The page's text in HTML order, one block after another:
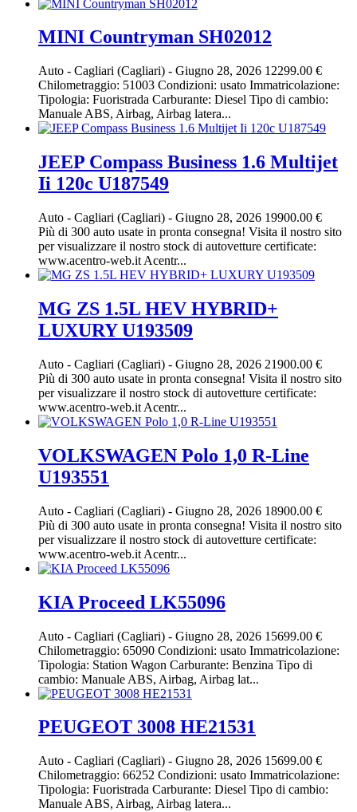
MINI Countryman SH02012
Auto - Cagliari (Cagliari) - Giugno 28, 2026 12299.00 €
Chilometraggio: 51003 Condizioni: usato Immatricolazione:
Tipologia: Fuoristrada Carburante: Diesel Tipo di cambio:
Manuale ABS, Airbag, Airbag latera...
JEEP Compass Business 1.6 Multijet
Ii 120c U187549
Auto - Cagliari (Cagliari) - Giugno 28, 2026 19900.00 €
Più di 300 auto usate in pronta consegna! Visita il nostro sito
per visualizzare il nostro stock di autovetture certificate:
www.acentro-web.it Acentr...
MG ZS 1.5L HEV HYBRID+
LUXURY U193509
Auto - Cagliari (Cagliari) - Giugno 28, 2026 21900.00 €
Più di 300 auto usate in pronta consegna! Visita il nostro sito
per visualizzare il nostro stock di autovetture certificate:
www.acentro-web.it Acentr...
VOLKSWAGEN Polo 1,0 R-Line
U193551
Auto - Cagliari (Cagliari) - Giugno 28, 2026 18900.00 €
Più di 300 auto usate in pronta consegna! Visita il nostro sito
per visualizzare il nostro stock di autovetture certificate:
www.acentro-web.it Acentr...
KIA Proceed LK55096
Auto - Cagliari (Cagliari) - Giugno 28, 2026 15699.00 €
Chilometraggio: 65090 Condizioni: usato Immatricolazione:
Tipologia: Station Wagon Carburante: Benzina Tipo di
cambio: Manuale ABS, Airbag, Airbag lat...
PEUGEOT 3008 HE21531
Auto - Cagliari (Cagliari) - Giugno 28, 2026 15699.00 €
Chilometraggio: 66252 Condizioni: usato Immatricolazione:
Tipologia: Fuoristrada Carburante: Diesel Tipo di cambio:
Manuale ABS, Airbag, Airbag latera...